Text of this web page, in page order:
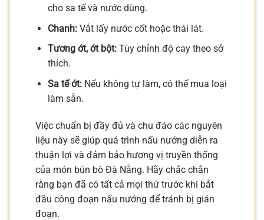
cho sa tế và nước dùng.
Chanh:Vắt lấy nước cốt hoặc thái lát.
Tương ớt, ớt bột:Tùy chỉnh độ cay theo sở
thích.
Sa tế ớt:Nếu không tự làm, có thể mua loại
làm sẵn.
Việc chuẩn bị đầy đủ và chu đáo các nguyên
liệu này sẽ giúp quá trình nấu nướng diễn ra
thuận lợi và đảm bảo hương vị truyền thống
của món bún bò Đà Nẵng. Hãy chắc chắn
rằng bạn đã có tất cả mọi thứ trước khi bắt
đầu công đoạn nấu nướng để tránh bị gián
đoạn.